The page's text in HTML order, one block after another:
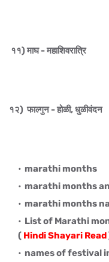
११) माघ - महाशिवरात्रि
१२) फाल्गुन - होळी, धुळीवंदन
marathi months
marathi months
marathi months
List of Marathi
( Hindi Shayari Read
names of festival